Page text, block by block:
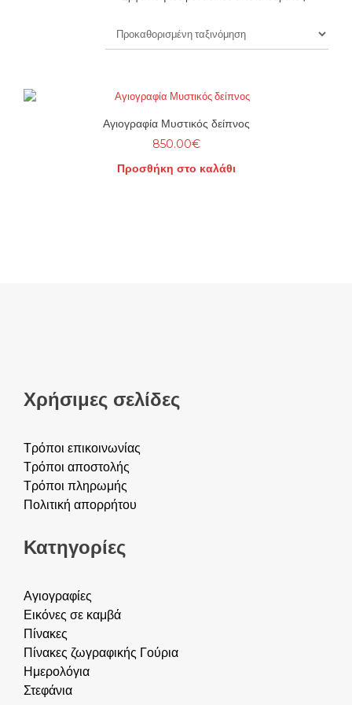
Αγιογραφία Μυστικός δείπνος
850.00€
Προσθήκη στο καλάθι
Χρήσιμες σελίδες
Τρόποι επικοινωνίας
Τρόποι αποστολής
Τρόποι πληρωμής
Πολιτική απορρήτου
Κατηγορίες
Αγιογραφίες
Εικόνες σε καμβά
Πίνακες
Πίνακες ζωγραφικής Γούρια
Ημερολόγια
Στεφάνια